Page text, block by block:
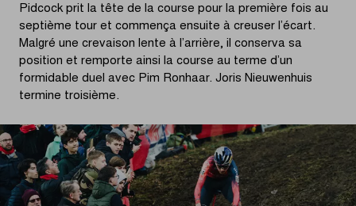
Pidcock prit la tête de la course pour la première fois au
septième tour et commença ensuite à creuser l’écart.
Malgré une crevaison lente à l’arrière, il conserva sa
position et remporte ainsi la course au terme d’un
formidable duel avec Pim Ronhaar. Joris Nieuwenhuis
termine troisième.